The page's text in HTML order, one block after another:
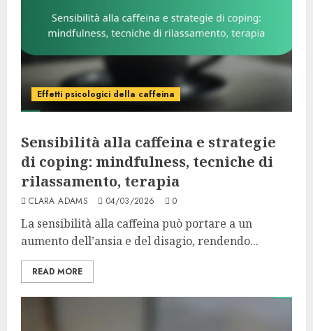
Effetti psicologici della caffeina
Sensibilità alla caffeina e strategie
di coping: mindfulness, tecniche di
rilassamento, terapia
CLARA ADAMS 04/03/2026 0
La sensibilità alla caffeina può portare a un
aumento dell’ansia e del disagio, rendendo...
READ MORE